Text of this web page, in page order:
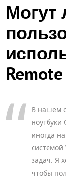
Могут
В нашем
ноутбуки
иногда
системой
задач. Я
чтобы